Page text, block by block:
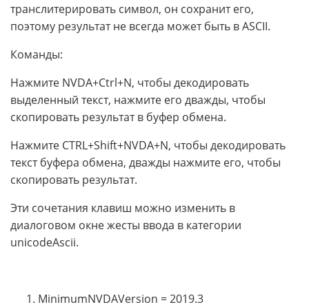
транслитерировать символ, он сохранит его,
поэтому результат не всегда может быть в ASCII.
Команды:
Нажмите NVDA+Ctrl+N, чтобы декодировать
выделенный текст, нажмите его дважды, чтобы
скопировать результат в буфер обмена.
Нажмите CTRL+Shift+NVDA+N, чтобы декодировать
текст буфера обмена, дважды нажмите его, чтобы
скопировать результат.
Эти сочетания клавиш можно изменить в
диалоговом окне жесты ввода в категории
unicodeAscii.
MinimumNVDAVersion = 2019.3